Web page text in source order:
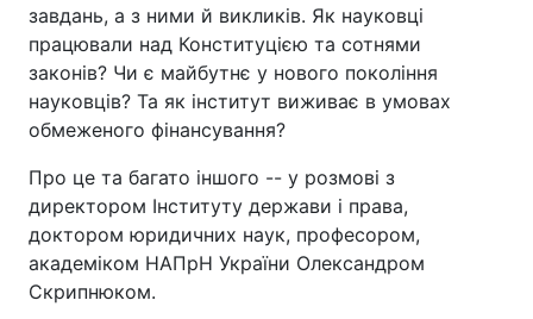
завдань, а з ними й викликів. Як науковці
працювали над Конституцією та сотнями
законів? Чи є майбутнє у нового покоління
науковців? Та як інститут виживає в умовах
обмеженого фінансування?
Про це та багато іншого -- у розмові з
директором Інституту держави і права,
доктором юридичних наук, професором,
академіком НАПрН України Олександром
Скрипнюком.